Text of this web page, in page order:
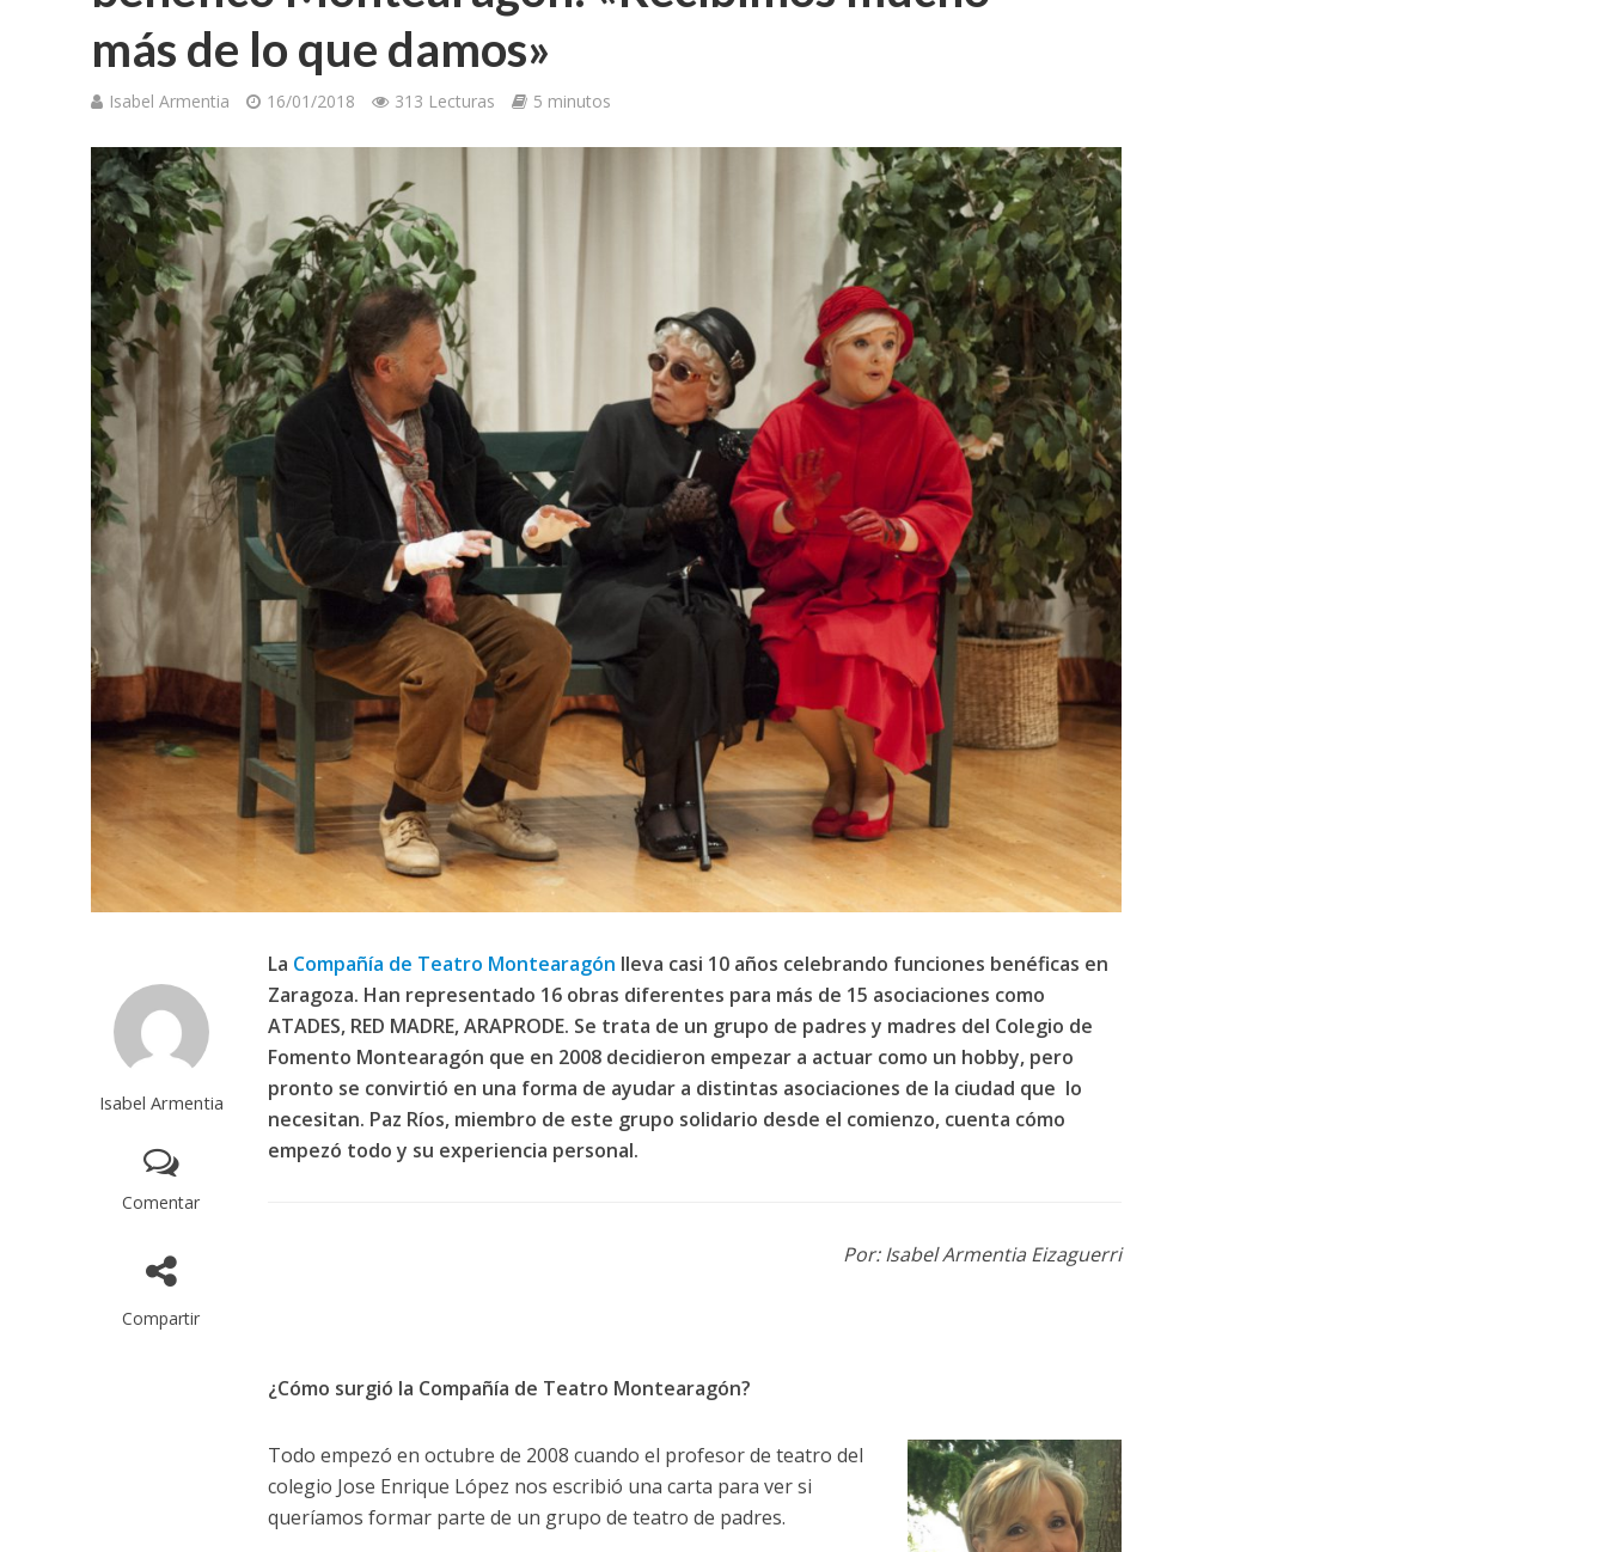
más de lo que damos»
Isabel Armentia 16/01/2018 313 Lecturas 5 minutos
Isabel Armentia
Comentar
Compartir
La Compañía de Teatro Montearagón lleva casi 10 años celebrando funciones benéficas en
Zaragoza. Han representado 16 obras diferentes para más de 15 asociaciones como
ATADES, RED MADRE, ARAPRODE. Se trata de un grupo de padres y madres del Colegio de
Fomento Montearagón que en 2008 decidieron empezar a actuar como un hobby, pero
pronto se convirtió en una forma de ayudar a distintas asociaciones de la ciudad que lo
necesitan. Paz Ríos, miembro de este grupo solidario desde el comienzo, cuenta cómo
empezó todo y su experiencia personal.
Por: Isabel Armentia Eizaguerri
¿Cómo surgió la Compañía de Teatro Montearagón?
Todo empezó en octubre de 2008 cuando el profesor de teatro del
colegio Jose Enrique López nos escribió una carta para ver si
queríamos formar parte de un grupo de teatro de padres.